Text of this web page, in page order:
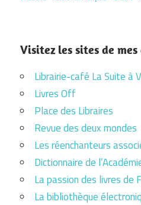
Visitez les sites de mes
Librairie-café La Suite à
Livres Off
Place des Libraires
Revue des deux mondes
Les réenchanteurs
Dictionnaire de
La passion des livres de
La bibliothèque